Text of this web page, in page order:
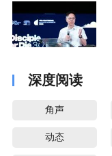
深度阅读
角声
动态